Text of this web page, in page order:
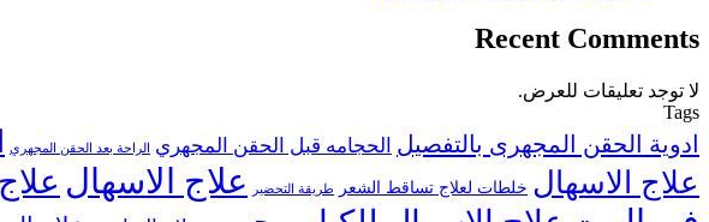
Recent Comments
لا توجد تعليقات للعرض.
Tags
ادوية الحقن المجهرى بالتفصيل الحجامه قبل الحقن المجهري الراحة بعد الحقن المجهري
علاج الاسهال خلطات لعلاج تساقط الشعر طريقة التحضير علاج الاسهال